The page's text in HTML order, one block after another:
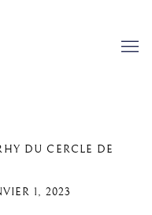
DU CERCLE DE
1, 2023